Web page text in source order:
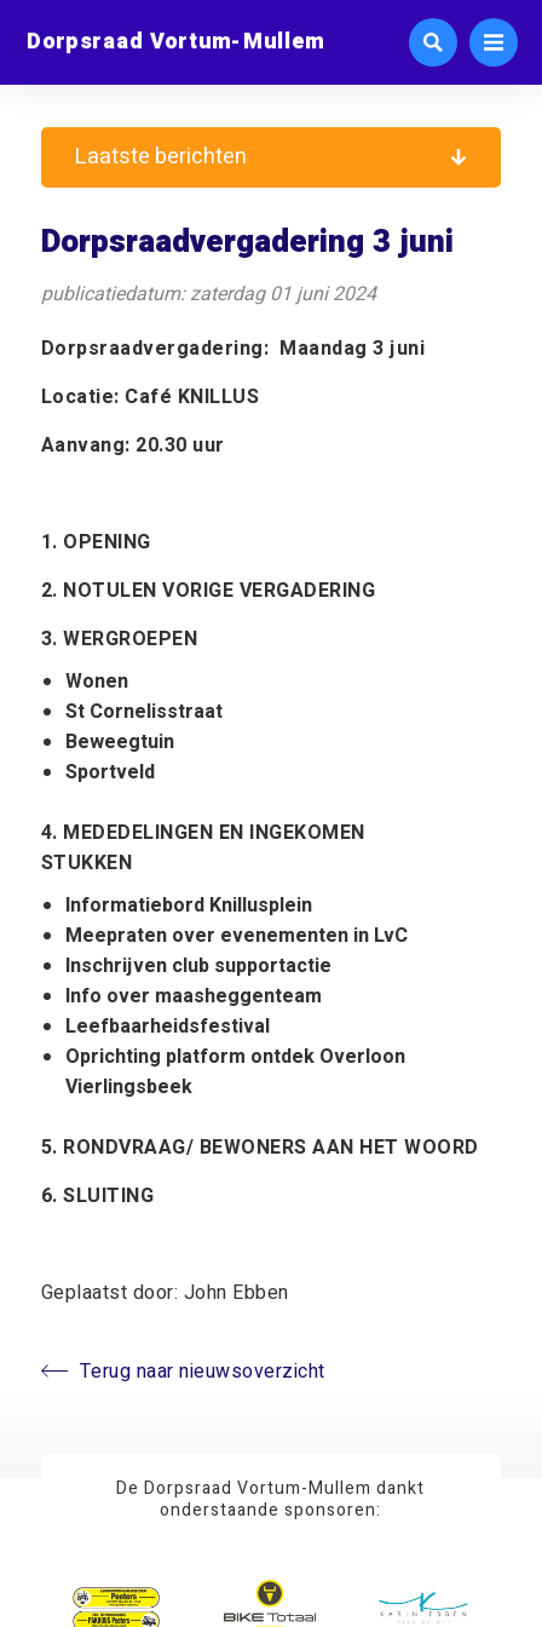
Dorpsraad Vortum-Mullem
Dorpsraadvergadering 3 juni
publicatiedatum: zaterdag 01 juni 2024
Dorpsraadvergadering: Maandag 3 juni
Locatie: Café KNILLUS
Aanvang: 20.30 uur
1. OPENING
2. NOTULEN VORIGE VERGADERING
3. WERGROEPEN
Wonen
St Cornelisstraat
Beweegtuin
Sportveld
4. MEDEDELINGEN EN INGEKOMEN
STUKKEN
Informatiebord Knillusplein
Meepraten over evenementen in LvC
Inschrijven club supportactie
Info over maasheggenteam
Leefbaarheidsfestival
Oprichting platform ontdek Overloon
Vierlingsbeek
5. RONDVRAAG/ BEWONERS AAN HET WOORD
6. SLUITING
Geplaatst door: John Ebben
Terug naar nieuwsoverzicht
Laatste berichten
De Dorpsraad Vortum-Mullem dankt
onderstaande sponsoren: